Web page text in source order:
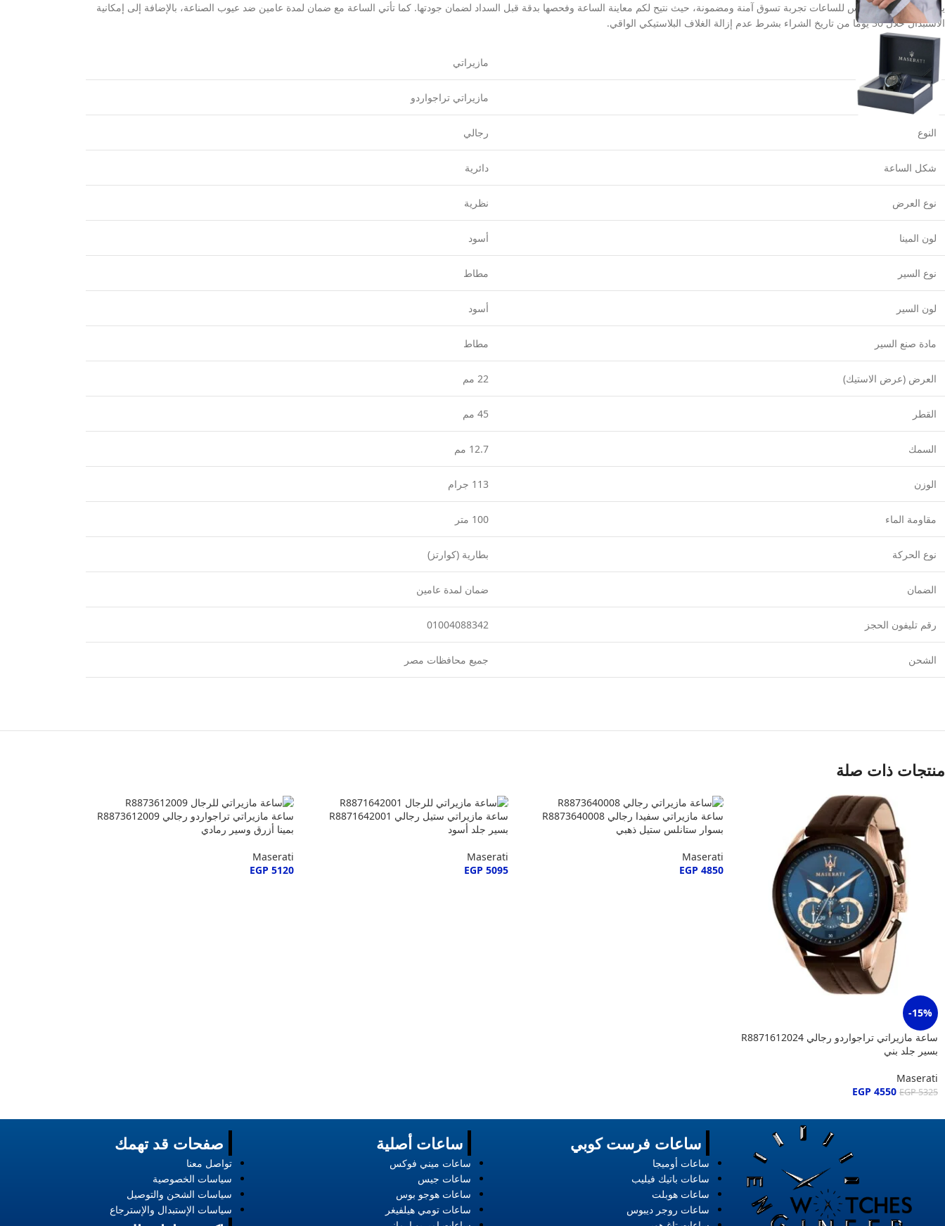
يقدم لكم متجر المهندس للساعات تجربة تسوق آمنة ومضمونة، حيث نتيح لكم معاينة الساعة وفحصها بدقة قبل السداد لضمان جودتها. كما تأتي الساعة مع ضمان لمدة عامين ضد عيوب الصناعة، بالإضافة إلى إمكانية
الاستبدال خلال 30 يومًا من تاريخ الشراء بشرط عدم إزالة الغلاف البلاستيكي الواقي.
الماركة مازيراتي
نوع الموديل مازيراتي تراجواردو
النوع رجالي
شكل الساعة دائرية
نوع العرض نظرية
لون المينا أسود
نوع السير مطاط
لون السير أسود
مادة صنع السير مطاط
العرض (عرض الاستيك) 22 مم
القطر 45 مم
السمك 12.7 مم
الوزن 113 جرام
مقاومة الماء 100 متر
نوع الحركة بطارية (كوارتز)
الضمان ضمان لمدة عامين
رقم تليفون الحجز 01004088342
الشحن جميع محافظات مصر
منتجات ذات صلة
-15%
ساعة مازيراتي تراجواردو رجالي R8871612024
بسير جلد بني
Maserati
EGP5325
EGP 4550
ساعة مازيراتي سفيدا رجالي R8873640008
بسوار ستانلس ستيل ذهبي
Maserati
EGP 4850
ساعة مازيراتي ستيل رجالي R8871642001
بسير جلد أسود
Maserati
EGP 5095
ساعة مازيراتي تراجواردو رجالي R8873612009
بمينا أزرق وسير رمادي
Maserati
EGP 5120
صفحات قد تهمك
تواصل معنا
سياسات الخصوصية
سياسات الشحن والتوصيل
سياسات الإستبدال والإسترجاع
ساعات أصلية
ساعات ميني فوكس
ساعات جيس
ساعات هوجو بوس
ساعات تومي هيلفيغر
ساعات فرست كوبي
ساعات أوميجا
ساعات باتيك فيليب
ساعات هوبلت
ساعات روجر ديبوس